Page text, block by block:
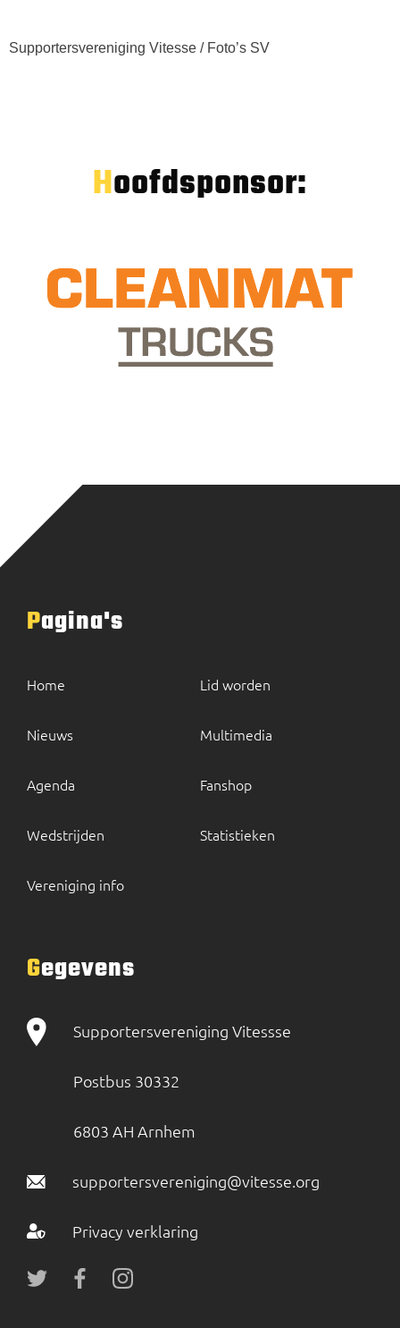
Supportersvereniging Vitesse / Foto’s SV
Hoofdsponsor:
Pagina's
Home
Nieuws
Agenda
Wedstrijden
Vereniging info
Lid worden
Multimedia
Fanshop
Statistieken
Gegevens
Supportersvereniging Vitessse
Postbus 30332
6803 AH Arnhem
supportersvereniging@vitesse.org
Privacy verklaring